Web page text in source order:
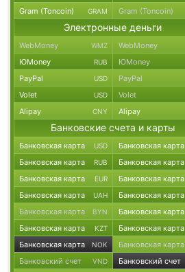
Gram (Toncoin) GRAM Gram (Toncoin)
Электронные деньги
WebMoney WMZ WebMoney
ЮMoney RUB ЮMoney
PayPal USD PayPal
Volet USD Volet
Alipay CNY Alipay
Банковские счета и карты
Банковская карта USD Банковская карта
Банковская карта RUB Банковская карта
Банковская карта EUR Банковская карта
Банковская карта UAH Банковская карта
Банковская карта BYN Банковская карта
Банковская карта KZT Банковская карта
Банковская карта NOK Банковская карта
Банковский счет VND Банковский счет